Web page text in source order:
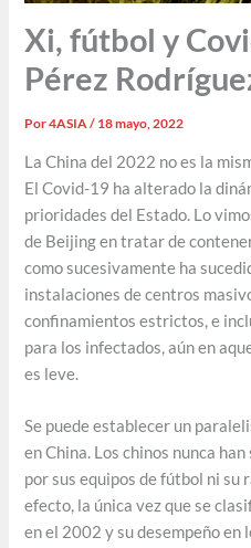
Xi, fútbol y
Pérez
Por4ASIA/ 18 mayo, 2022
La China del 2022 no es la
El Covid-19 ha alterado la
prioridades del Estado. Lo
de Beijing en tratar de
como sucesivamente ha
instalaciones de centros
confinamientos estrictos, e
para los infectados, aún en
es leve.
Se puede establecer un
en China. Los chinos nunca
por sus equipos de fútbol ni su
efecto, la única vez que se
en el 2002 y su desempeño